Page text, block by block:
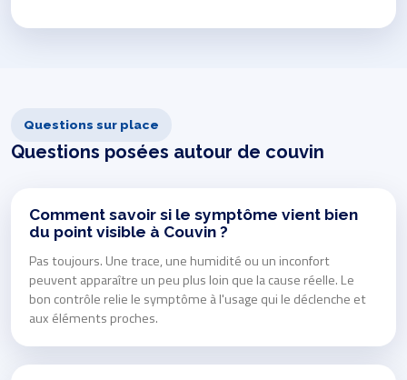
Questions sur place
Questions posées autour de couvin
Comment savoir si le symptôme vient bien
du point visible à Couvin ?
Pas toujours. Une trace, une humidité ou un inconfort
peuvent apparaître un peu plus loin que la cause réelle. Le
bon contrôle relie le symptôme à l'usage qui le déclenche et
aux éléments proches.